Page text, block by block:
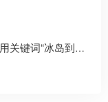
要满足用户要求。需要写一个标题，只用关键词“冰岛到香港的快递运输中怎么防金属件生锈”，且正文约800字，正文要包含SEO长尾方向，自然覆盖价格、流程、条件、选择标准、适合人群、常见问题、注意事项、避坑建议、对比参考、地区/场景/行业属性、用户口语化问题等。开头前100字内出现核心关键词，然后使用Markdown二级标题划分3-6个主体章节，每个标题尽量包含核心词或变体，可以使用三级标题。结尾可用总结。需要具体有逻辑。